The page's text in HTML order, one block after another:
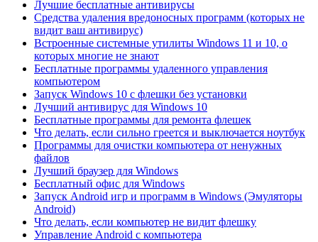
Лучшие бесплатные антивирусы
Средства удаления вредоносных программ (которых не
видит ваш антивирус)
Встроенные системные утилиты Windows 11 и 10, о
которых многие не знают
Бесплатные программы удаленного управления
компьютером
Запуск Windows 10 с флешки без установки
Лучший антивирус для Windows 10
Бесплатные программы для ремонта флешек
Что делать, если сильно греется и выключается ноутбук
Программы для очистки компьютера от ненужных
файлов
Лучший браузер для Windows
Бесплатный офис для Windows
Запуск Android игр и программ в Windows (Эмуляторы
Android)
Что делать, если компьютер не видит флешку
Управление Android с компьютера